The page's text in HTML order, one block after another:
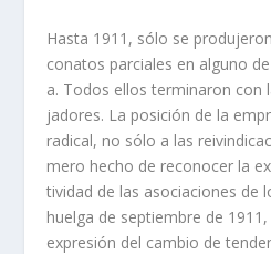
Hasta 1911, sólo se
conatos parciales en alguno
a. Todos ellos terminaron
jadores. La posición de la
radical, no sólo a las
mero hecho de reconocer la
tividad de las asociaciones de
huelga de septiembre de
expresión del cambio de